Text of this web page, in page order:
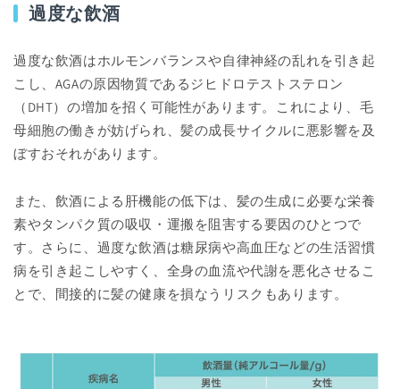
過度な飲酒
過度な飲酒はホルモンバランスや自律神経の乱れを引き起
こし、AGAの原因物質であるジヒドロテストステロン
（DHT）の増加を招く可能性があります。これにより、毛
母細胞の働きが妨げられ、髪の成長サイクルに悪影響を及
ぼすおそれがあります。
また、飲酒による肝機能の低下は、髪の生成に必要な栄養
素やタンパク質の吸収・運搬を阻害する要因のひとつで
す。さらに、過度な飲酒は糖尿病や高血圧などの生活習慣
病を引き起こしやすく、全身の血流や代謝を悪化させるこ
とで、間接的に髪の健康を損なうリスクもあります。